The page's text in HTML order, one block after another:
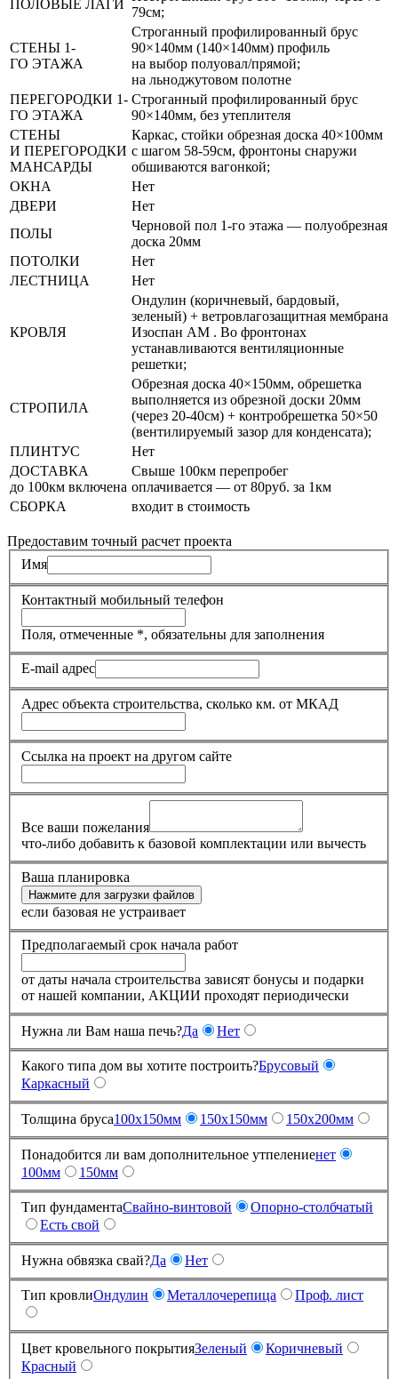
ПОЛОВЫЕ ЛАГИ
79см;
СТЕНЫ 1-
ГО ЭТАЖА
Строганный профилированный брус
90×140мм (140×140мм) профиль
на выбор полуовал/прямой;
на льноджутовом полотне
ПЕРЕГОРОДКИ 1-
ГО ЭТАЖА
Строганный профилированный брус
90×140мм, без утеплителя
СТЕНЫ
И ПЕРЕГОРОДКИ
МАНСАРДЫ
Каркас, стойки обрезная доска 40×100мм
с шагом 58-59см, фронтоны снаружи
обшиваются вагонкой;
ОКНА
Нет
ДВЕРИ
Нет
ПОЛЫ
Черновой пол 1-го этажа — полуобрезная
доска 20мм
ПОТОЛКИ
Нет
ЛЕСТНИЦА
Нет
КРОВЛЯ
Ондулин (коричневый, бардовый,
зеленый) + ветровлагозащитная мембрана
Изоспан АМ . Во фронтонах
устанавливаются вентиляционные
решетки;
СТРОПИЛА
Обрезная доска 40×150мм, обрешетка
выполняется из обрезной доски 20мм
(через 20-40см) + контробрешетка 50×50
(вентилируемый зазор для конденсата);
ПЛИНТУС
Нет
ДОСТАВКА
до 100км включена
Свыше 100км перепробег
оплачивается — от 80руб. за 1км
СБОРКА
входит в стоимость
Предоставим точный расчет проекта
Имя
Контактный мобильный телефон
Поля, отмеченные *, обязательны для заполнения
E-mail адрес
Адрес объекта строительства, сколько км. от МКАД
Ссылка на проект на другом сайте
Все ваши пожелания
что-либо добавить к базовой комплектации или вычесть
Ваша планировка
Нажмите для загрузки файлов
если базовая не устраивает
Предполагаемый срок начала работ
от даты начала строительства зависят бонусы и подарки
от нашей компании, АКЦИИ проходят периодически
Нужна ли Вам наша печь?Да Нет
Какого типа дом вы хотите построить?Брусовый
Каркасный
Толщина бруса100x150мм 150x150мм 150x200мм
Понадобится ли вам дополнительное утпелениенет
100мм
150мм
Тип фундаментаСвайно-винтовой
Опорно-столбчатый
Есть свой
Нужна обвязка свай?Да Нет
Тип кровлиОндулин Металлочерепица Проф. лист
Цвет кровельного покрытияЗеленый
Коричневый
Красный